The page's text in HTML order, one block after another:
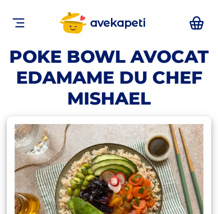
avekapeti
POKE BOWL AVOCAT
EDAMAME DU CHEF
MISHAEL